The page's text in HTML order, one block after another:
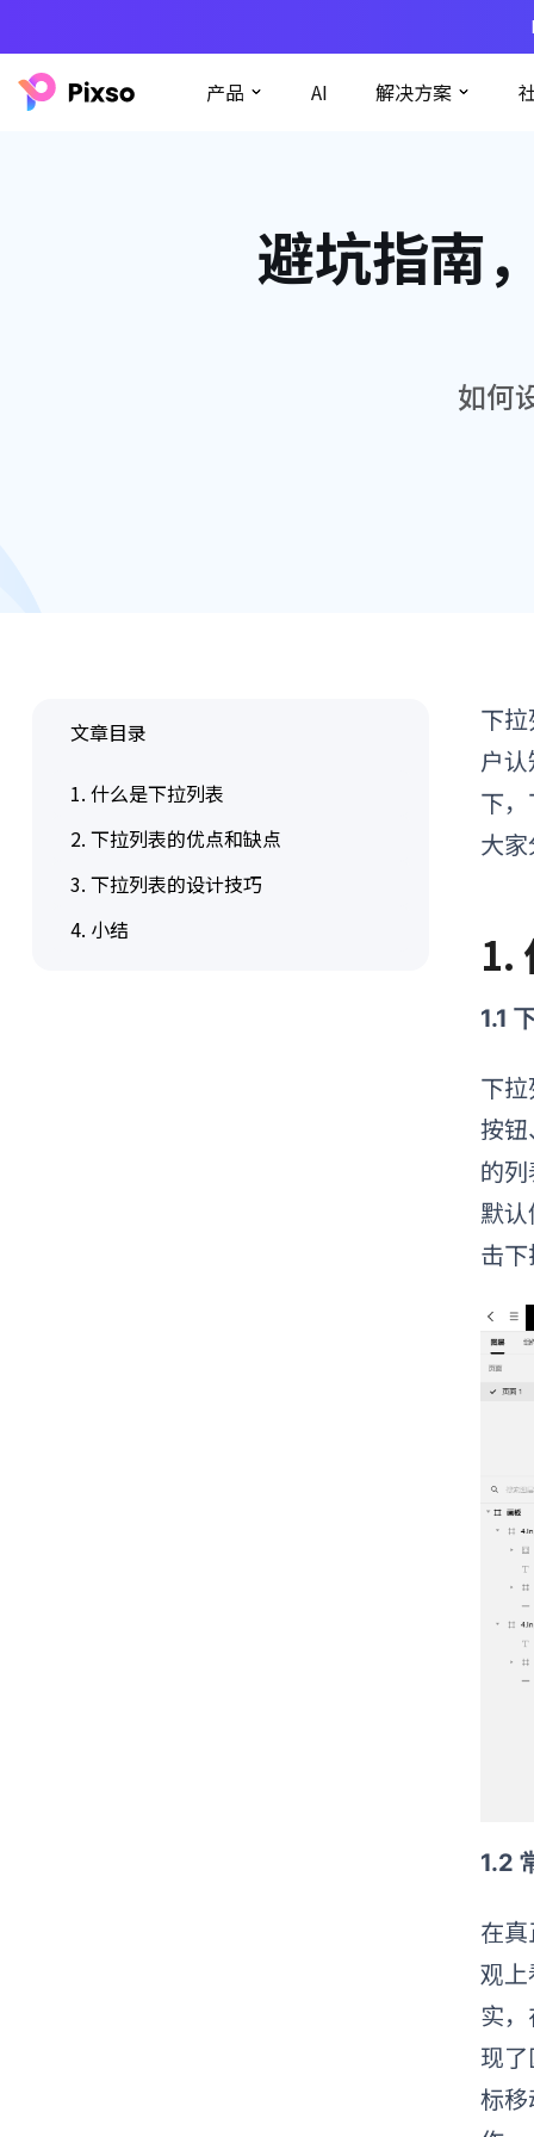
产品 AI 解决方案
避坑指南
如何
下
户
下
大
1.
1.1
下
按
的
默
击
1.2
在
观
实
现
标
文章目录
1. 什么是下拉列表
2. 下拉列表的优点和缺点
3. 下拉列表的设计技巧
4. 小结